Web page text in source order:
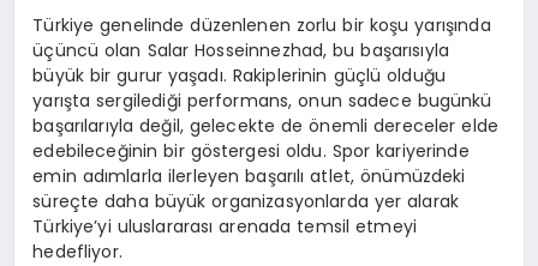
Türkiye genelinde düzenlenen zorlu bir koşu yarışında
üçüncü olan Salar Hosseinnezhad, bu başarısıyla
büyük bir gurur yaşadı. Rakiplerinin güçlü olduğu
yarışta sergilediği performans, onun sadece bugünkü
başarılarıyla değil, gelecekte de önemli dereceler elde
edebileceğinin bir göstergesi oldu. Spor kariyerinde
emin adımlarla ilerleyen başarılı atlet, önümüzdeki
süreçte daha büyük organizasyonlarda yer alarak
Türkiye’yi uluslararası arenada temsil etmeyi
hedefliyor.